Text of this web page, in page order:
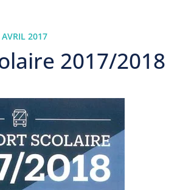
2017
2017/2018